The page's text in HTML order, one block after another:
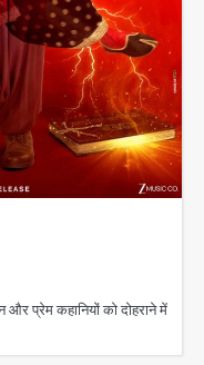
प्रेम कहानियों को दोहराने में